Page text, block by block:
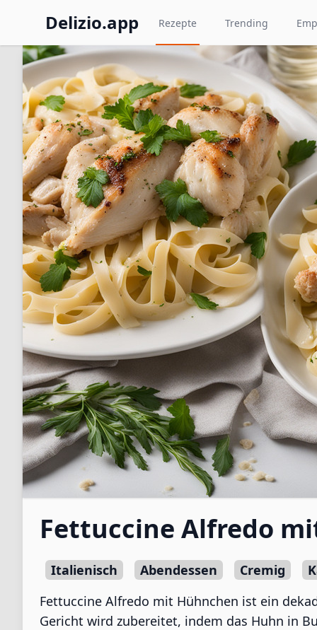
Delizio.app Rezepte Trending
Fettuccine Alfredo
Italienisch Abendessen Cremig
Fettuccine Alfredo mit Hühnchen ist ein
Gericht wird zubereitet, indem das Huhn in